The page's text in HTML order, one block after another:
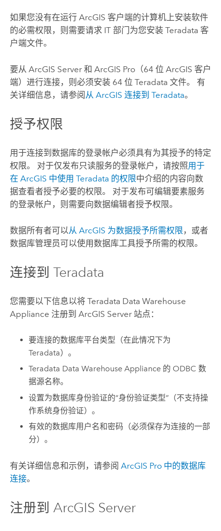
如果您没有在运行 ArcGIS 客户端的计算机上安装软件
的必需权限，则需要请求 IT 部门为您安装 Teradata 客
户端文件。
要从 ArcGIS Server和 ArcGIS Pro（64 位 ArcGIS 客户
端）进行连接，则必须安装 64 位 Teradata 文件。 有
关详细信息，请参阅从 ArcGIS 连接到 Teradata。
授予权限
用于连接到数据库的登录帐户必须具有为其授予的特定
权限。 对于仅发布只读服务的登录帐户，请按照用于
在 ArcGIS 中使用 Teradata 的权限中介绍的内容向数
据查看者授予必要的权限。 对于发布可编辑要素服务
的登录帐户，则需要向数据编辑者授予权限。
数据所有者可以从 ArcGIS 为数据授予所需权限 ，或者
数据库管理员可以使用数据库工具授予所需的权限。
连接到 Teradata
您需要以下信息以将 Teradata Data Warehouse
Appliance 注册到 ArcGIS Server站点：
要连接的数据库平台类型（在此情况下为
Teradata）。
Teradata Data Warehouse Appliance 的 ODBC 数
据源名称。
设置为数据库身份验证的“身份验证类型”（不支持操
作系统身份验证）。
有效的数据库用户名和密码（必须保存为连接的一部
分）。
有关详细信息和示例，请参阅 ArcGIS Pro中的数据库
连接。
注册到 ArcGIS Server